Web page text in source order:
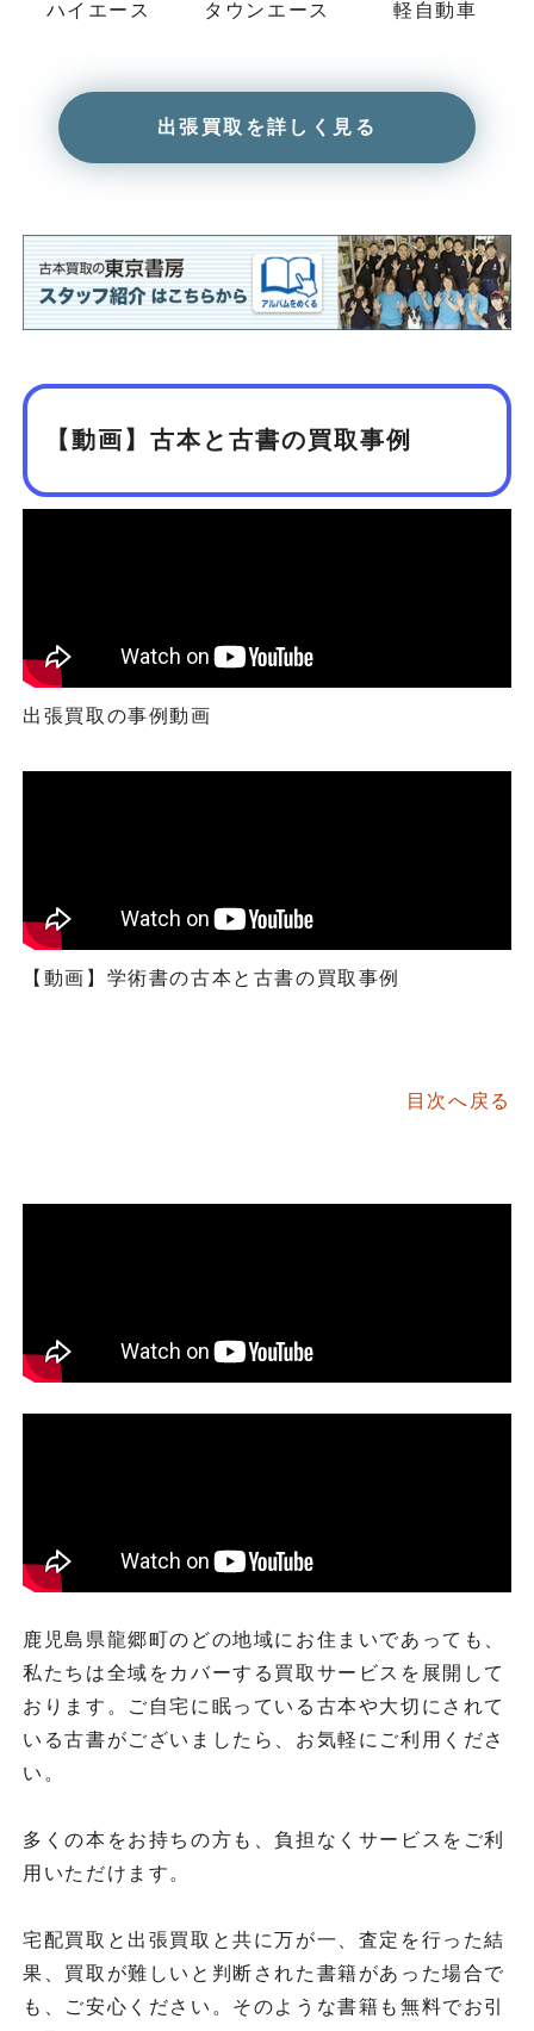
ハイエース タウンエース 軽自動車
出張買取を詳しく見る
【動画】古本と古書の買取事例
出張買取の事例動画
【動画】学術書の古本と古書の買取事例
目次へ戻る
鹿児島県龍郷町のどの地域にお住まいであっても、
私たちは全域をカバーする買取サービスを展開して
おります。ご自宅に眠っている古本や大切にされて
いる古書がございましたら、お気軽にご利用くださ
い。
多くの本をお持ちの方も、負担なくサービスをご利
用いただけます。
宅配買取と出張買取と共に万が一、査定を行った結
果、買取が難しいと判断された書籍があった場合で
も、ご安心ください。そのような書籍も無料でお引